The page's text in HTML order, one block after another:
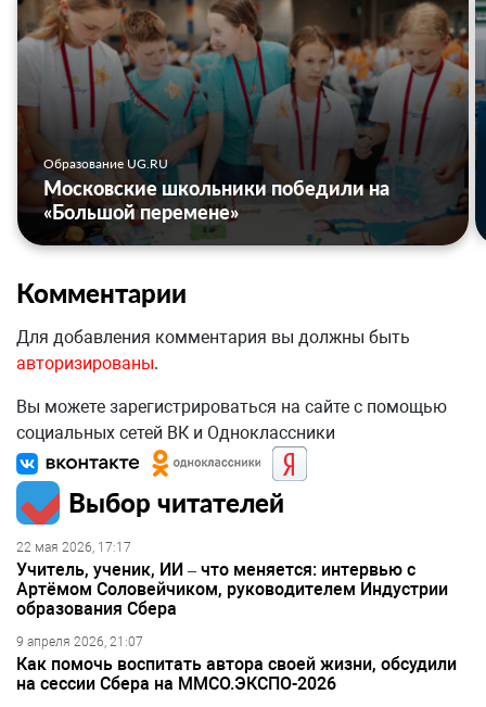
Образование UG.RU
Московские школьники победили на
«Большой перемене»
Комментарии
Для добавления комментария вы должны быть
авторизированы.
Вы можете зарегистрироваться на сайте с помощью
социальных сетей ВК и Одноклассники
Выбор читателей
22 мая 2026, 17:17
Учитель, ученик, ИИ – что меняется: интервью с
Артёмом Соловейчиком, руководителем Индустрии
образования Сбера
9 апреля 2026, 21:07
Как помочь воспитать автора своей жизни, обсудили
на сессии Сбера на ММСО.ЭКСПО-2026